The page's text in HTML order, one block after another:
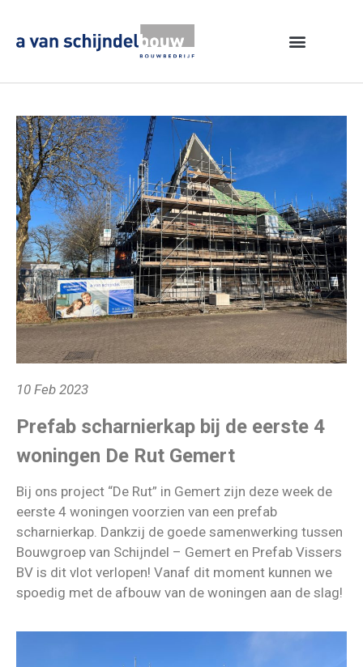
10 Feb 2023
Prefab scharnierkap bij de eerste 4
woningen De Rut Gemert
Bij ons project “De Rut” in Gemert zijn deze week de
eerste 4 woningen voorzien van een prefab
scharnierkap. Dankzij de goede samenwerking tussen
Bouwgroep van Schijndel – Gemert en Prefab Vissers
BV is dit vlot verlopen! Vanaf dit moment kunnen we
spoedig met de afbouw van de woningen aan de slag!